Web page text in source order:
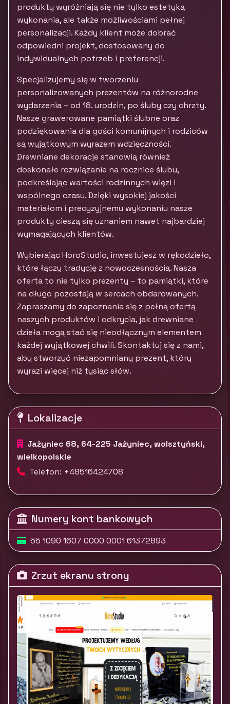
produkty wyróżniają się nie tylko estetyką
wykonania, ale także możliwościami pełnej
personalizacji. Każdy klient może dobrać
odpowiedni projekt, dostosowany do
indywidualnych potrzeb i preferencji.
Specjalizujemy się w tworzeniu
personalizowanych prezentów na różnorodne
wydarzenia – od 18. urodzin, po śluby czy chrzty.
Nasze grawerowane pamiątki ślubne oraz
podziękowania dla gości komunijnych i rodziców
są wyjątkowym wyrazem wdzięczności.
Drewniane dekoracje stanowią również
doskonałe rozwiązanie na rocznice ślubu,
podkreślając wartości rodzinnych więzi i
wspólnego czasu. Dzięki wysokiej jakości
materiałom i precyzyjnemu wykonaniu nasze
produkty cieszą się uznaniem nawet najbardziej
wymagających klientów.
Wybierając HoroStudio, inwestujesz w rękodzieło,
które łączy tradycję z nowoczesnością. Nasza
oferta to nie tylko prezenty – to pamiątki, które
na długo pozostają w sercach obdarowanych.
Zapraszamy do zapoznania się z pełną ofertą
naszych produktów i odkrycia, jak drewniane
dzieła mogą stać się nieodłącznym elementem
każdej wyjątkowej chwili. Skontaktuj się z nami,
aby stworzyć niezapomniany prezent, który
wyrazi więcej niż tysiąc słów.
Lokalizacje
Jażyniec 68, 64-225 Jażyniec, wolsztyński,
wielkopolskie
Telefon: +48516424708
Numery kont bankowych
55 1090 1607 0000 0001 61372893
Zrzut ekranu strony